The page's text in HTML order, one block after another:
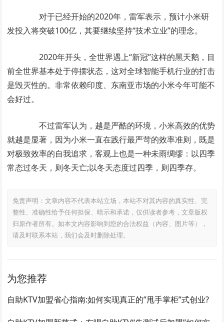
对于已经开始的2020年，雷军表示，预计小米研
发投入将突破100亿，其要继续坚持“技术立业”的理念。
2020年开头，全世界遇上“新冠”这样的黑天鹅，目
前全世界基本处于停摆状态，这对全球智能手机行业的打击
是毁灭性的。非常依赖印度、东南亚市场的小米今年可能不
会好过。
不过雷军认为，越是严酷的环境，小米高效的优势
就越是显著，因为小米一直在践行最严苛的效率准则，既是
对极致效率的自我追求，客观上也是一种未雨绸缪：以四季
常态过冬天，则冬天亡;以冬天态度过四季，则四季存。
免责声明：文章内容不代表本站立场，本站不对其内容的真实性、完
整性、准确性给予任何担保、暗示和承诺，仅供读者参考，文章版权
归原作者所有。如本文内容影响到您的合法权益（内容、图片等），
请及时联系本站，我们会及时删除处理。
为您推荐
自助KTV加盟省心指南:如何实现真正的”甩手掌柜”式创业?